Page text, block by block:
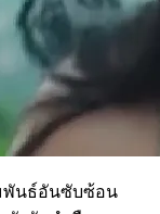
พันธ์อันซับซ้อน